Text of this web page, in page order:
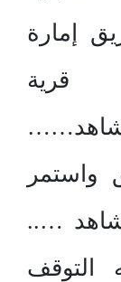
إمارة
قرية
واستمر
…..